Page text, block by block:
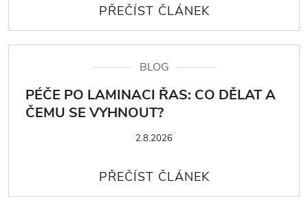
BLOG
PÉČE PO LAMINACI ŘAS: CO DĚLAT A
ČEMU SE VYHNOUT?
2.8.2026